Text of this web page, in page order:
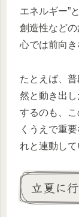
エネルギー”
創造性などの
心では前向き
たとえば、
然と動き出
するのも、
くうえで重
れと連動し
立夏に